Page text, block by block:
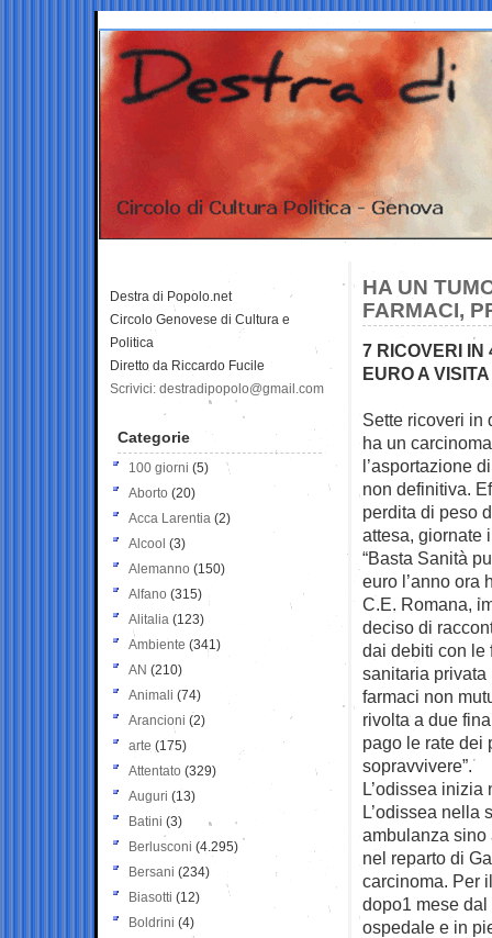
HA UN
FARMACI,
7 RICOVERI IN
EURO A
Sette ricoveri in
ha un
l’asportazione
non definitiva.
perdita di peso
attesa, giornate
“Basta Sanità
euro l’anno ora
C.E. Romana,
deciso di
dai debiti con le
sanitaria
farmaci non
rivolta a due
pago le rate dei
sopravvivere”.
L’odissea inizia
L’odissea nella
ambulanza sino
nel reparto di
carcinoma. Per
dopo1 mese
ospedale e in
Destra di Popolo.net
Circolo Genovese di Cultura e
Politica
Diretto da Riccardo Fucile
Scrivici: destradipopolo@gmail.com
Categorie
100 giorni (5)
Aborto (20)
Acca Larentia (2)
Alcool (3)
Alemanno (150)
Alfano (315)
Alitalia (123)
Ambiente (341)
AN (210)
Animali (74)
Arancioni (2)
arte (175)
Attentato (329)
Auguri (13)
Batini (3)
Berlusconi (4.295)
Bersani (234)
Biasotti (12)
Boldrini (4)